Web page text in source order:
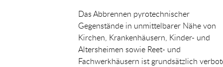
Das Abbrennen pyrotechnischer
Gegenstände in unmittelbarer Nähe von
Kirchen, Krankenhäusern, Kinder- und
Altersheimen sowie Reet- und
Fachwerkhäusern ist grundsätzlich